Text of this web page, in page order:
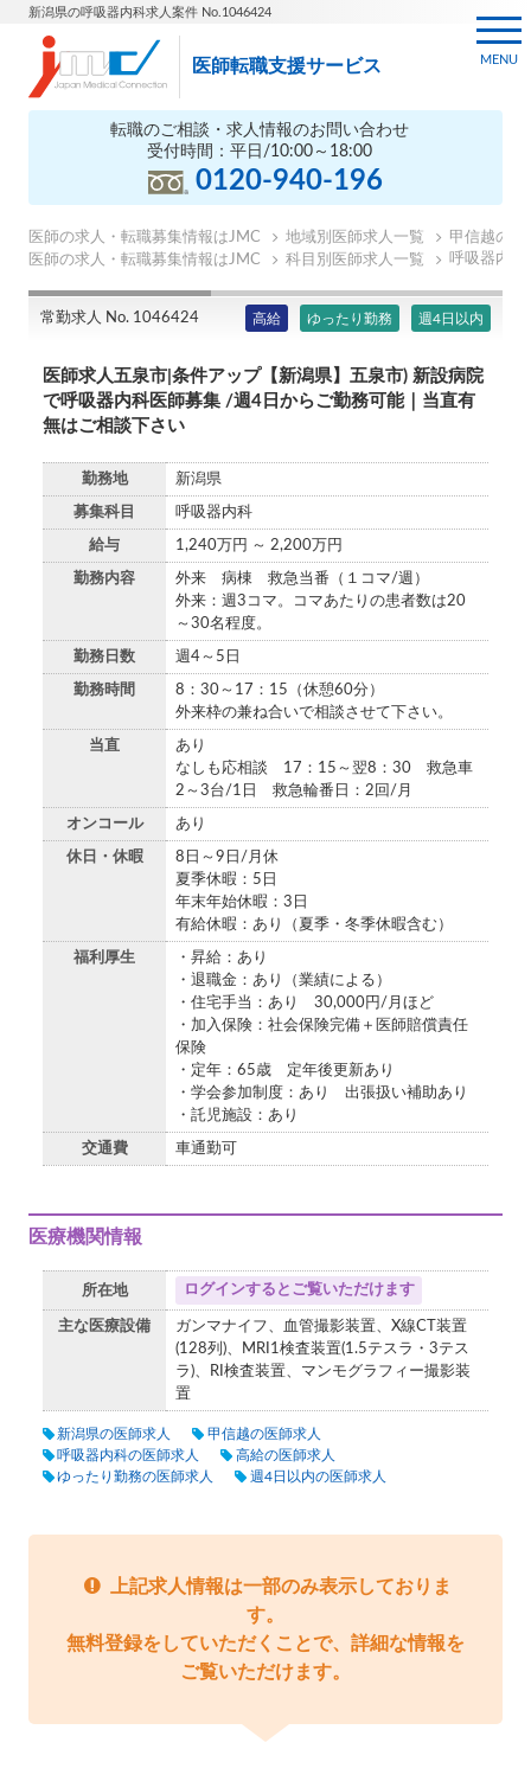
新潟県の呼吸器内科求人案件 No.1046424
医師転職支援サービス
転職のご相談・求人情報のお問い合わせ
受付時間：平日/10:00～18:00
0120-940-196
MENU
医師の求人・転職募集情報はJMC 地域別医師求人一覧
甲信越の医
医師の求人・転職募集情報はJMC
科目別医師求人一覧 呼吸器内科
常勤求人 No. 1046424 高給 ゆったり勤務 週4日以内
医師求人五泉市|条件アップ【新潟県】五泉市) 新設病院
で呼吸器内科医師募集 /週4日からご勤務可能｜当直有
無はご相談下さい
勤務地 新潟県
募集科目 呼吸器内科
給与 1,240万円 ～ 2,200万円
勤務内容
外来 病棟 救急当番（１コマ/週）
外来：週3コマ。コマあたりの患者数は20
～30名程度。
勤務日数 週4～5日
勤務時間
8：30～17：15（休憩60分）
外来枠の兼ね合いで相談させて下さい。
当直
あり
なしも応相談 17：15～翌8：30 救急車
2～3台/1日 救急輪番日：2回/月
オンコール あり
休日・休暇
8日～9日/月休
夏季休暇：5日
年末年始休暇：3日
有給休暇：あり（夏季・冬季休暇含む）
福利厚生
・昇給：あり
・退職金：あり（業績による）
・住宅手当：あり 30,000円/月ほど
・加入保険：社会保険完備＋医師賠償責任
保険
・定年：65歳 定年後更新あり
・学会参加制度：あり 出張扱い補助あり
・託児施設：あり
交通費 車通勤可
医療機関情報
所在地 ログインするとご覧いただけます
主な医療設備
ガンマナイフ、血管撮影装置、X線CT装置
(128列)、MRI1検査装置(1.5テスラ・3テス
ラ)、RI検査装置、マンモグラフィー撮影装
置
新潟県の医師求人
甲信越の医師求人
呼吸器内科の医師求人
高給の医師求人
ゆったり勤務の医師求人
週4日以内の医師求人
上記求人情報は一部のみ表示しておりま
す。
無料登録をしていただくことで、詳細な情報を
ご覧いただけます。